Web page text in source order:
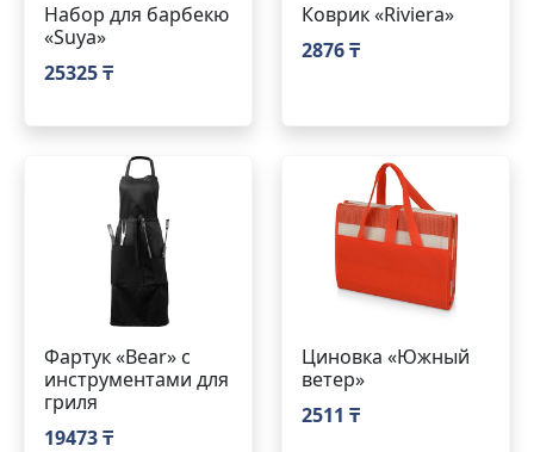
Набор для барбекю
«Suya»
25325 ₸
Коврик «Riviera»
2876 ₸
Фартук «Bear» с
инструментами для
гриля
19473 ₸
Циновка «Южный
ветер»
2511 ₸